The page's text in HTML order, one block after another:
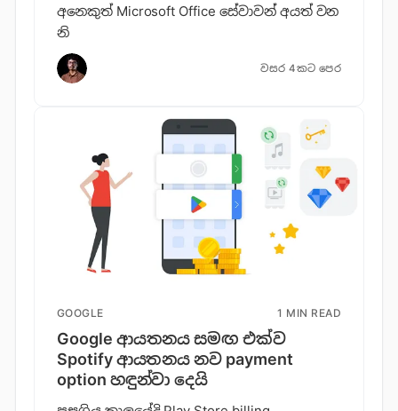
අනෙකුත් Microsoft Office සේවාවන් අයත් වන
නි
වසර 4කට පෙර
GOOGLE 1 MIN READ
Google ආයතනය සමඟ එක්ව
Spotify ආයතනය නව payment
option හඳුන්වා දෙයි